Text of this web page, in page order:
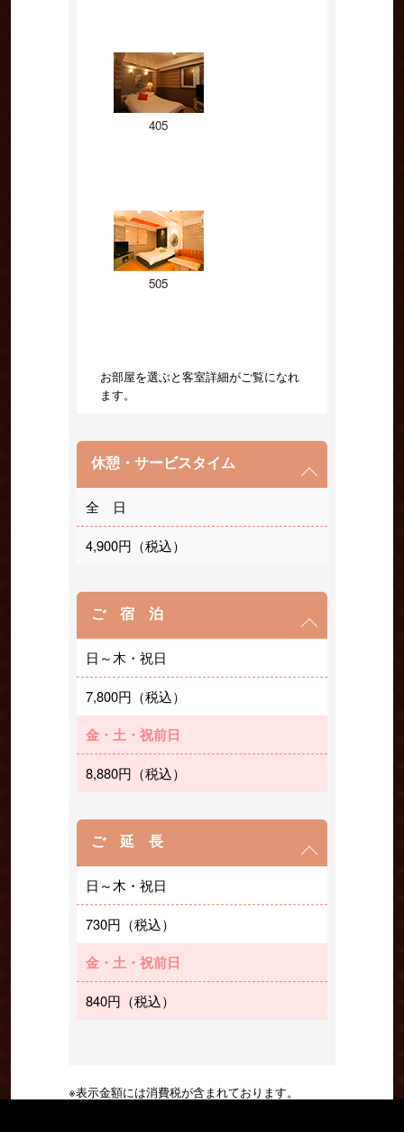
405
505
お部屋を選ぶと客室詳細がご覧になれ
ます。
休憩・サービスタイム
全 日
4,900円（税込）
ご 宿 泊
日～木・祝日
7,800円（税込）
金・土・祝前日
8,880円（税込）
ご 延 長
日～木・祝日
730円（税込）
金・土・祝前日
840円（税込）
※表示金額には消費税が含まれております。